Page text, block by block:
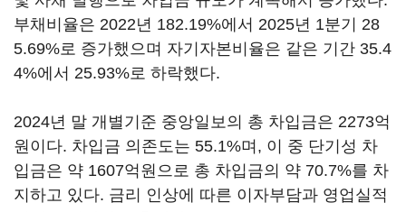
부채비율은 2022년 182.19%에서 2025년 1분기 28
5.69%로 증가했으며 자기자본비율은 같은 기간 35.4
4%에서 25.93%로 하락했다.
2024년 말 개별기준 중앙일보의 총 차입금은 2273억
원이다. 차입금 의존도는 55.1%며, 이 중 단기성 차
입금은 약 1607억원으로 총 차입금의 약 70.7%를 차
지하고 있다. 금리 인상에 따른 이자부담과 영업실적